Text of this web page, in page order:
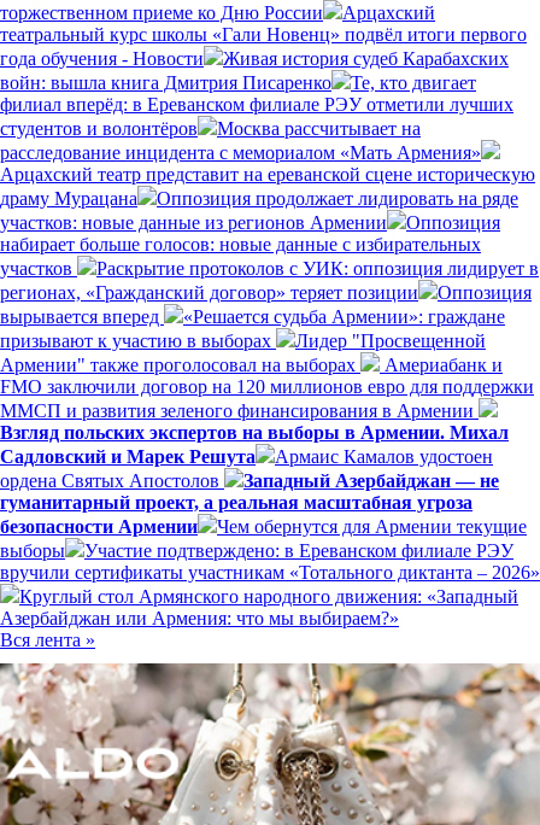
торжественном приеме ко Дню России
Арцахский
театральный курс школы «Гали Новенц» подвёл итоги первого
года обучения - Новости
Живая история судеб Карабахских
войн: вышла книга Дмитрия Писаренко
Те, кто двигает
филиал вперёд: в Ереванском филиале РЭУ отметили лучших
студентов и волонтёров
Москва рассчитывает на
расследование инцидента с мемориалом «Мать Армения»
Арцахский театр представит на ереванской сцене историческую
драму Мурацана
Оппозиция продолжает лидировать на ряде
участков: новые данные из регионов Армении
Оппозиция
набирает больше голосов: новые данные с избирательных
участков
Раскрытие протоколов с УИК: оппозиция лидирует в
регионах, «Гражданский договор» теряет позиции
Оппозиция
вырывается вперед
«Решается судьба Армении»: граждане
призывают к участию в выборах
Лидер "Просвещенной
Армении" также проголосовал на выборах
Америабанк и
FMO заключили договор на 120 миллионов евро для поддержки
ММСП и развития зеленого финансирования в Армении
Взгляд польских экспертов на выборы в Армении. Михал
Садловский и Марек Решута
Армаис Камалов удостоен
ордена Святых Апостолов
Западный Азербайджан — не
гуманитарный проект, а реальная масштабная угроза
безопасности Армении
Чем обернутся для Армении текущие
выборы
Участие подтверждено: в Ереванском филиале РЭУ
вручили сертификаты участникам «Тотального диктанта – 2026»
Круглый стол Армянского народного движения: «Западный
Азербайджан или Армения: что мы выбираем?»
Вся лента »